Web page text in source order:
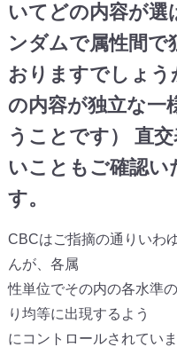
いてどの内容が選
ンダムで属性間で
おりますでしょう
の内容が独立な一
うことです） 直
いこともご確認
す。
CBCはご指摘の通りいわ
んが、各属
性単位でその内の各水準
り均等に出現するよう
にコントロールされてい